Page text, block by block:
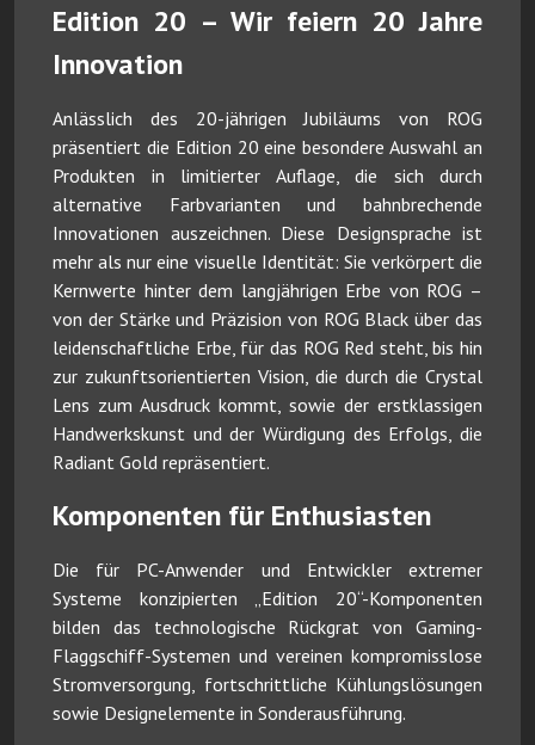
Edition 20 – Wir feiern 20 Jahre
Innovation
Anlässlich des 20-jährigen Jubiläums von ROG
präsentiert die Edition 20 eine besondere Auswahl an
Produkten in limitierter Auflage, die sich durch
alternative Farbvarianten und bahnbrechende
Innovationen auszeichnen. Diese Designsprache ist
mehr als nur eine visuelle Identität: Sie verkörpert die
Kernwerte hinter dem langjährigen Erbe von ROG –
von der Stärke und Präzision von ROG Black über das
leidenschaftliche Erbe, für das ROG Red steht, bis hin
zur zukunftsorientierten Vision, die durch die Crystal
Lens zum Ausdruck kommt, sowie der erstklassigen
Handwerkskunst und der Würdigung des Erfolgs, die
Radiant Gold repräsentiert.
Komponenten für Enthusiasten
Die für PC-Anwender und Entwickler extremer
Systeme konzipierten „Edition 20“-Komponenten
bilden das technologische Rückgrat von Gaming-
Flaggschiff-Systemen und vereinen kompromisslose
Stromversorgung, fortschrittliche Kühlungslösungen
sowie Designelemente in Sonderausführung.